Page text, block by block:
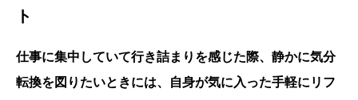
ト
仕事に集中していて行き詰まりを感じた際、静かに気分
転換を図りたいときには、自身が気に入った手軽にリフ